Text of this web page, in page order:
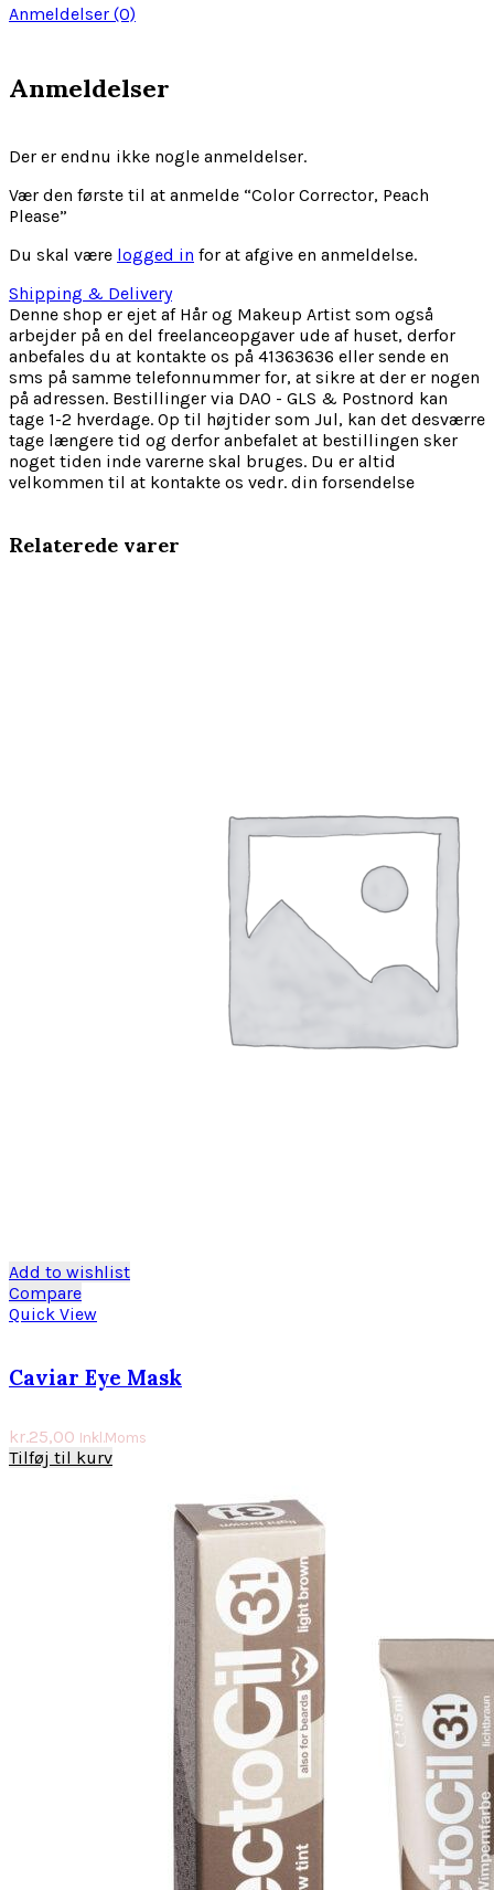
Anmeldelser (0)
Anmeldelser
Der er endnu ikke nogle anmeldelser.
Vær den første til at anmelde “Color Corrector, Peach
Please”
Du skal være logged in for at afgive en anmeldelse.
Shipping & Delivery
Denne shop er ejet af Hår og Makeup Artist som også
arbejder på en del freelanceopgaver ude af huset, derfor
anbefales du at kontakte os på 41363636 eller sende en
sms på samme telefonnummer for, at sikre at der er nogen
på adressen. Bestillinger via DAO - GLS & Postnord kan
tage 1-2 hverdage. Op til højtider som Jul, kan det desværre
tage længere tid og derfor anbefalet at bestillingen sker
noget tiden inde varerne skal bruges. Du er altid
velkommen til at kontakte os vedr. din forsendelse
Relaterede varer
Add to wishlist
Compare
Quick View
Caviar Eye Mask
kr.25,00 Inkl.Moms
Tilføj til kurv